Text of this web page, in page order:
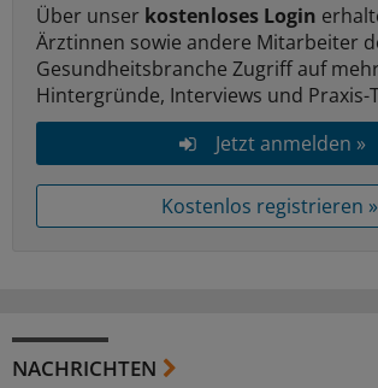
Über unser kostenloses Login
Ärztinnen sowie andere Mitarbeiter
Gesundheitsbranche Zugriff auf
Hintergründe, Interviews und Praxis-
Jetzt anmelden »
Kostenlos registrieren »
NACHRICHTEN